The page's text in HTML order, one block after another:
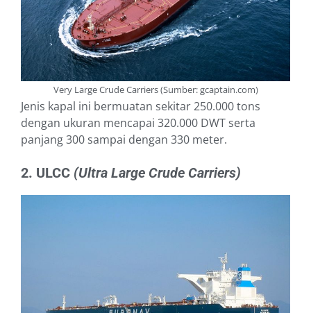
Very Large Crude Carriers (Sumber: gcaptain.com)
Jenis kapal ini bermuatan sekitar 250.000 tons
dengan ukuran mencapai 320.000 DWT serta
panjang 300 sampai dengan 330 meter.
2. ULCC (Ultra Large Crude Carriers)